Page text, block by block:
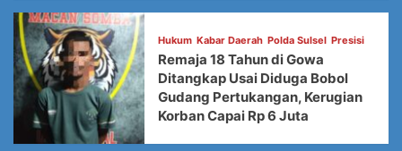
Hukum Kabar Daerah Polda Sulsel Presisi
Remaja 18 Tahun di Gowa
Ditangkap Usai Diduga Bobol
Gudang Pertukangan, Kerugian
Korban Capai Rp 6 Juta